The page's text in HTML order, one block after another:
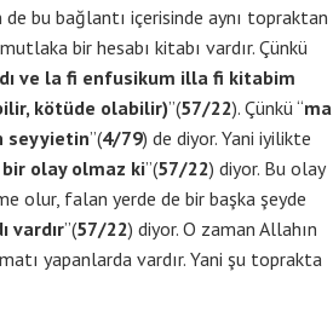
bu bağlantı içerisinde aynı topraktan
bir hesabı kitabı vardır. Çünkü
ve la fi enfusikum illa fi kitabim
kötüde olabilir)”(57/22). Çünkü “ma
seyyietin”(4/79) de diyor. Yani iyilikte
bir olay olmaz ki”(57/22) diyor. Bu olay
olur, falan yerde de bir başka şeyde
vardır”(57/22) diyor. O zaman Allahın
yapanlarda vardır. Yani şu toprakta